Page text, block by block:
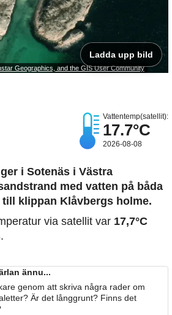
Geographics, and the GIS User Community
Ladda upp bild
Vattentemp(satellit):
17.7°C
2026-08-08
i Sotenäs i Västra
med vatten på båda
klippan Klåvbergs holme.
via satellit var 17,7°C
ännu...
genom att skriva några rader om
Är det långgrunt? Finns det